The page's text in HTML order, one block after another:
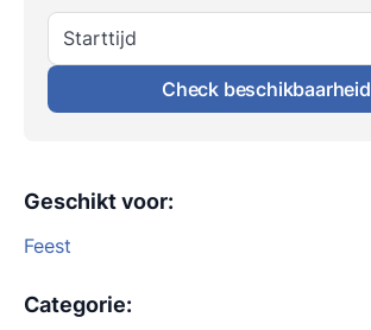
Starttijd
Check beschikbaarheid
Geschikt voor:
Feest
Categorie: